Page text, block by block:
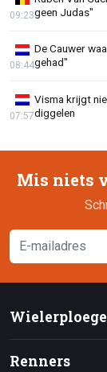
geen Judas"
09:23
De Cauwer
gehad"
08:44
Visma krijgt
diggelen
07:57
Mis niets
Renners